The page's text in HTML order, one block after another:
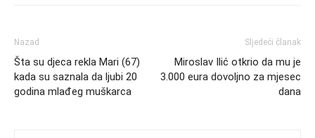
Nazad
Šta su djeca rekla Mari (67)
kada su saznala da ljubi 20
godina mlađeg muškarca
Sljedeći članak
Miroslav Ilić otkrio da mu je
3.000 eura dovoljno za mjesec
dana